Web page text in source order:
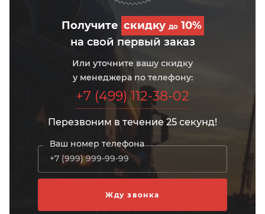
Получите скидку до10%
на свой первый заказ
Или уточните вашу скидку
у менеджера по телефону:
+7 (499) 112-38-02
Перезвоним в течение 25 секунд!
Ваш номер телефона